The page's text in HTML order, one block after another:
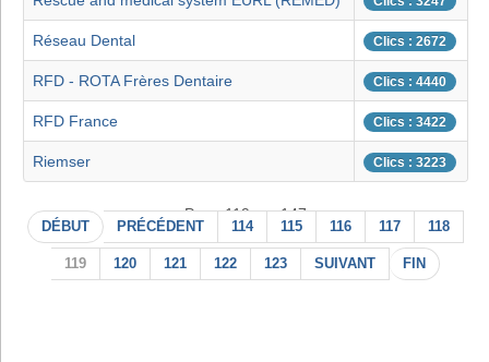
Réseau Dental Clics : 2672
RFD - ROTA Frères Dentaire Clics : 4440
RFD France Clics : 3422
Riemser Clics : 3223
Page 119 sur 147
DÉBUT PRÉCÉDENT 114 115 116 117 118
119 120 121 122 123 SUIVANT FIN